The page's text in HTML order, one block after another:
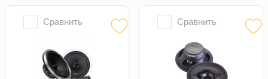
Сравнить Сравнить